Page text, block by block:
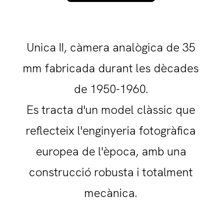
Unica II, càmera analògica de 35
mm fabricada durant les dècades
de 1950-1960.
Es tracta d'un model clàssic que
reflecteix l'enginyeria fotogràfica
europea de l'època, amb una
construcció robusta i totalment
mecànica.